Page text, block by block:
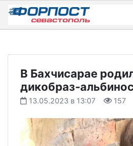
Skip
content
В Бахчисарае
дикобраз-альбинос
13.05.2023 в 13:07 157